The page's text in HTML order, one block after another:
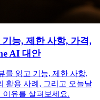
능, 제한 사항, 가격,
AI 대안
를 읽고 기능, 제한 사항,
활용 사례, 그리고 오늘날
이유를 살펴보세요.